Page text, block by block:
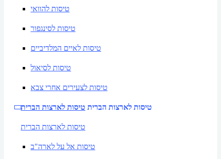
טיסות להוואי
טיסות לסינגפור
טיסות לאיים המלדיביים
טיסות לסיאול
טיסות לצעירים אחרי צבא
טיסות לארצות הברית טיסות לארצות הברית
טיסות לארצות הברית
טיסות אל על לארה"ב